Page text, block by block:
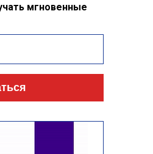
мгновенные